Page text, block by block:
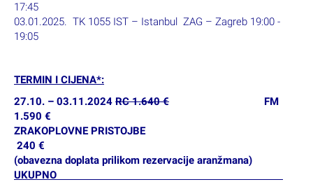
17:45
03.01.2025. TK 1055 IST – Istanbul ZAG – Zagreb 19:00 -
19:05
TERMIN I CIJENA*:
27.10. – 03.11.2024 RC 1.640 € FM
1.590 €
ZRAKOPLOVNE PRISTOJBE
240 €
(obavezna doplata prilikom rezervacije aranžmana)
UKUPNO